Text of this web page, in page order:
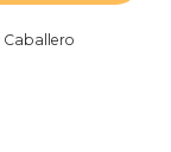
Caballero